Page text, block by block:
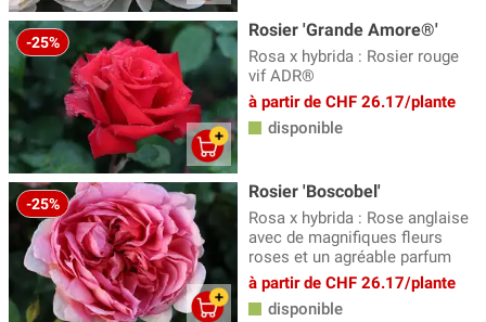
-25%
Rosier 'Grande Amore®'
Rosa x hybrida : Rosier rouge
vif ADR®
à partir de CHF 26.17/plante
disponible
-25%
Rosier 'Boscobel'
Rosa x hybrida : Rose anglaise
avec de magnifiques fleurs
roses et un agréable parfum
à partir de CHF 26.17/plante
disponible